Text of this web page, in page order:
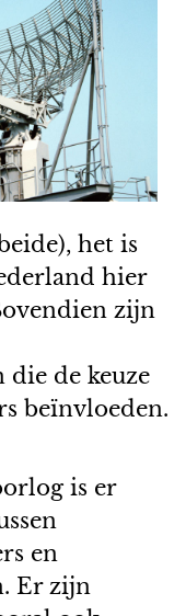
het is
hier
zijn
die de keuze
beïnvloeden.
is er
en
Er zijn